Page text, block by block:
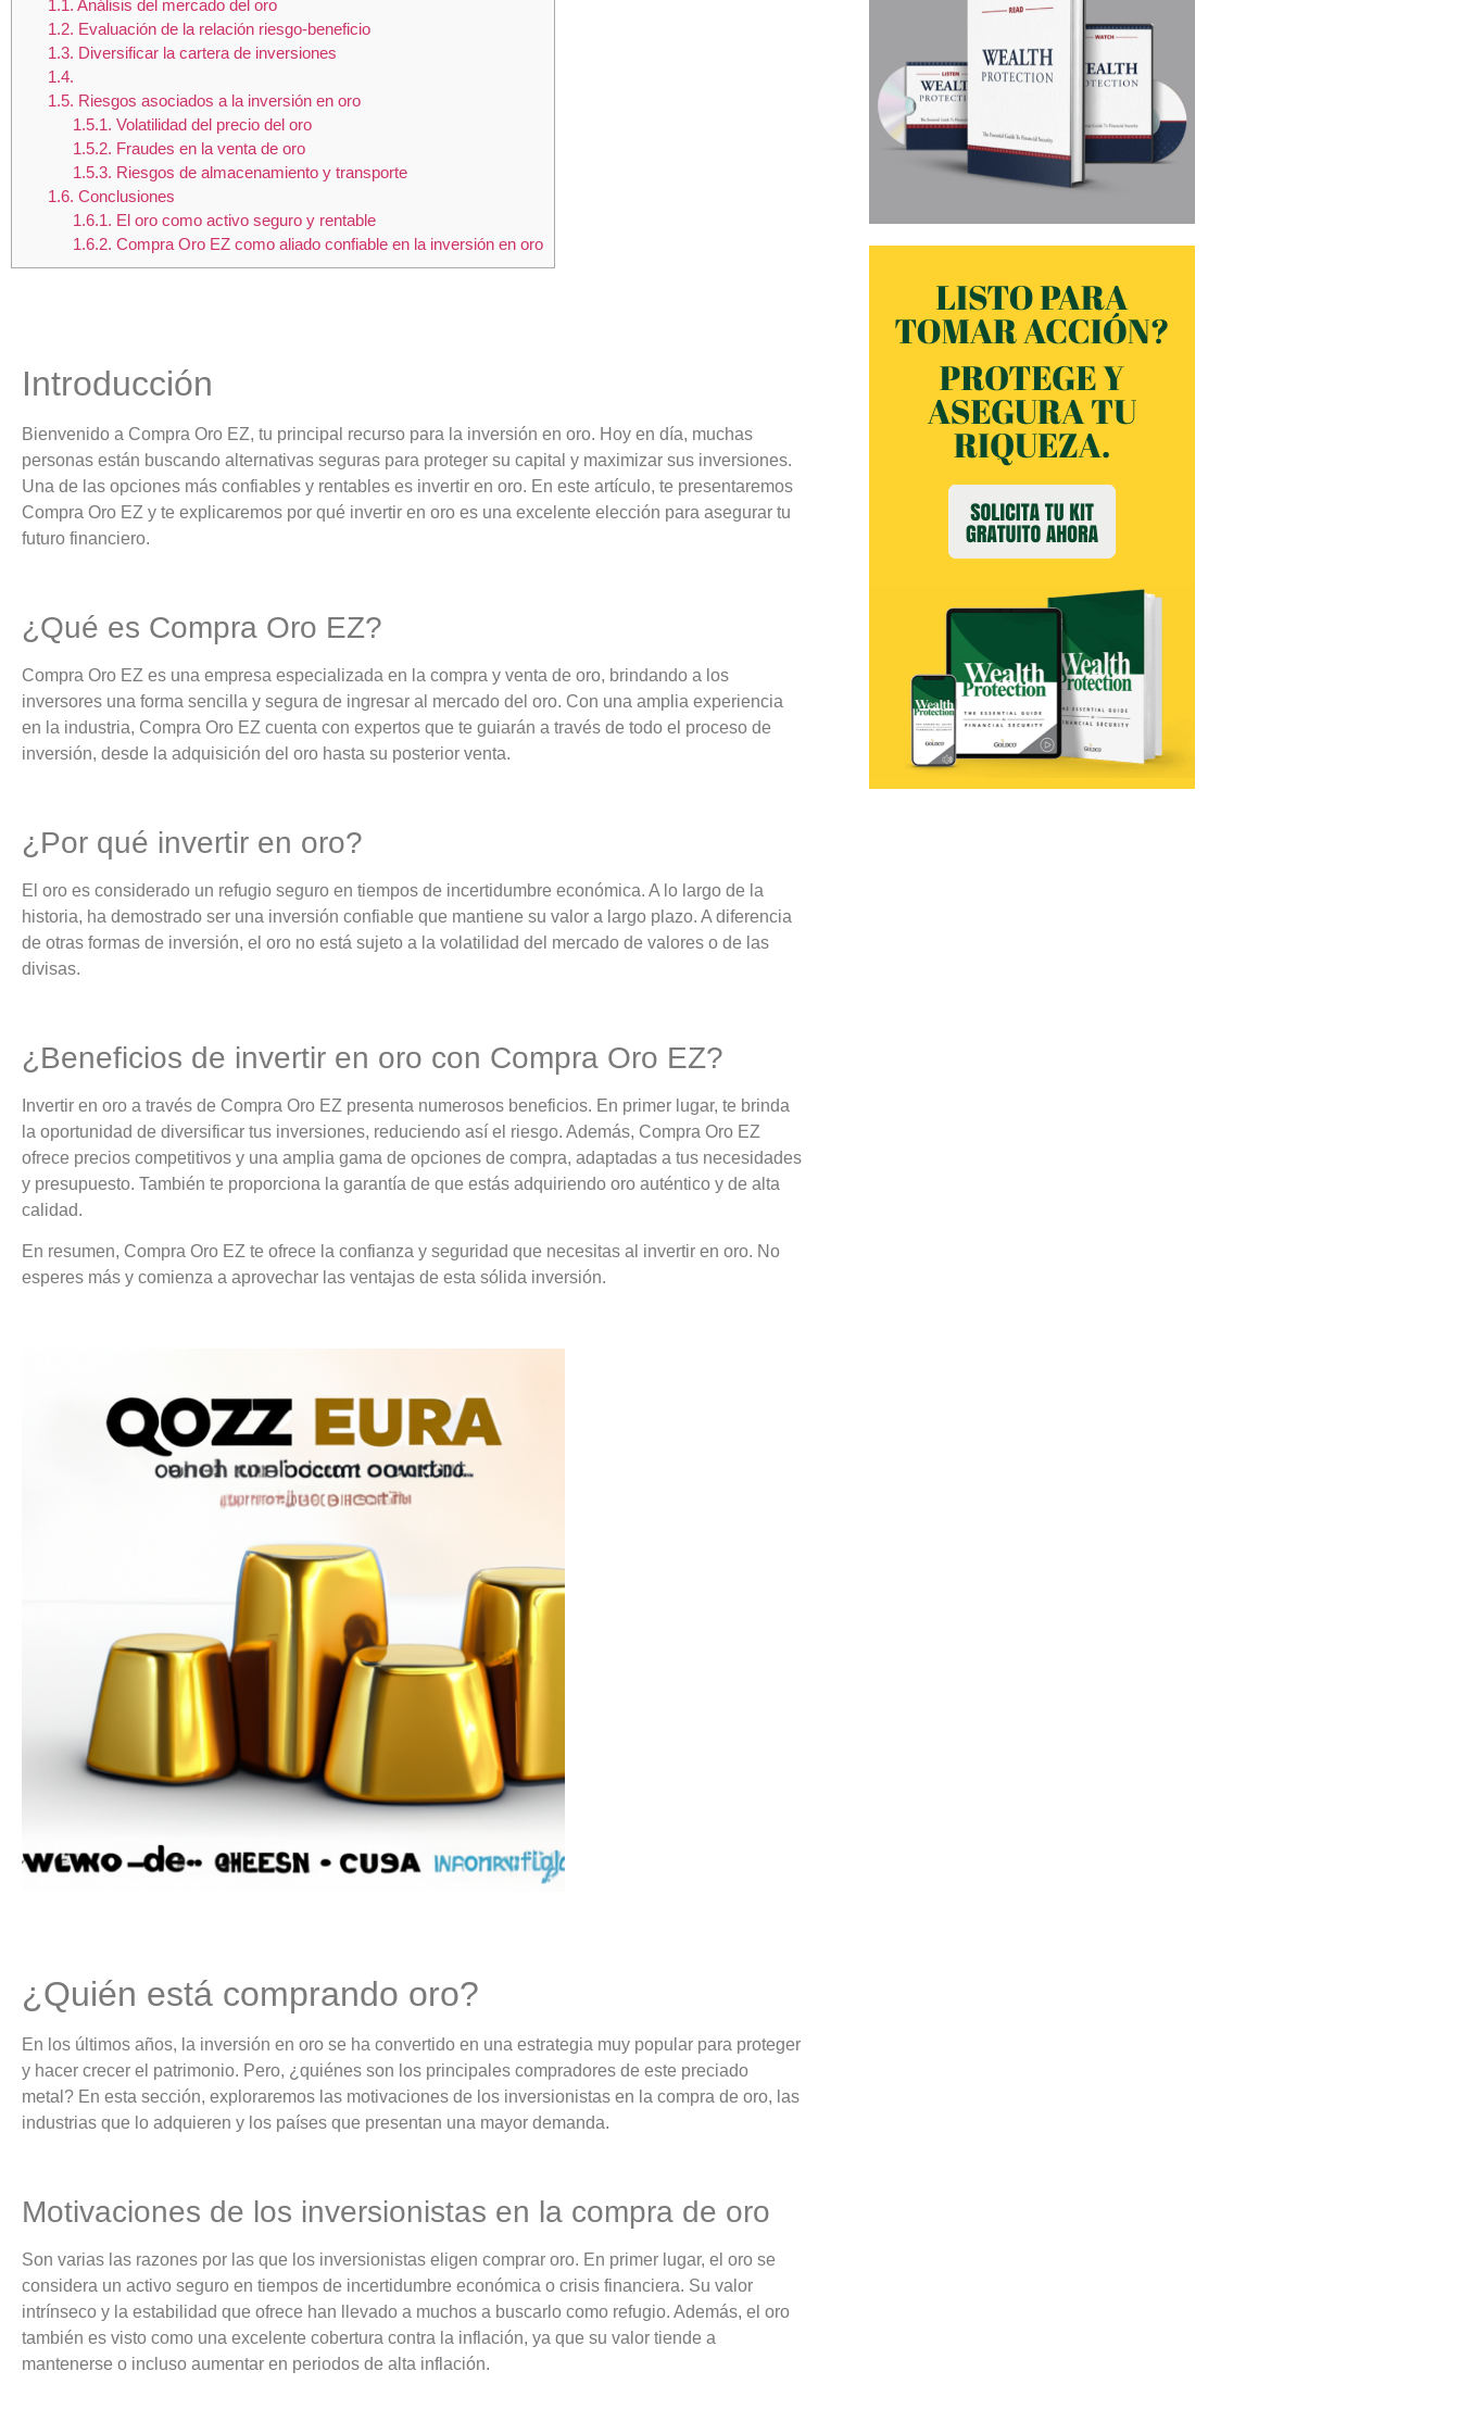
1.1. Análisis del mercado del oro
1.2. Evaluación de la relación riesgo-beneficio
1.3. Diversificar la cartera de inversiones
1.4.
1.5. Riesgos asociados a la inversión en oro
1.5.1. Volatilidad del precio del oro
1.5.2. Fraudes en la venta de oro
1.5.3. Riesgos de almacenamiento y transporte
1.6. Conclusiones
1.6.1. El oro como activo seguro y rentable
1.6.2. Compra Oro EZ como aliado confiable en la inversión en oro
Introducción
Bienvenido a Compra Oro EZ, tu principal recurso para la inversión en oro. Hoy en día, muchas
personas están buscando alternativas seguras para proteger su capital y maximizar sus inversiones.
Una de las opciones más confiables y rentables es invertir en oro. En este artículo, te presentaremos
Compra Oro EZ y te explicaremos por qué invertir en oro es una excelente elección para asegurar tu
futuro financiero.
¿Qué es Compra Oro EZ?
Compra Oro EZ es una empresa especializada en la compra y venta de oro, brindando a los
inversores una forma sencilla y segura de ingresar al mercado del oro. Con una amplia experiencia
en la industria, Compra Oro EZ cuenta con expertos que te guiarán a través de todo el proceso de
inversión, desde la adquisición del oro hasta su posterior venta.
¿Por qué invertir en oro?
El oro es considerado un refugio seguro en tiempos de incertidumbre económica. A lo largo de la
historia, ha demostrado ser una inversión confiable que mantiene su valor a largo plazo. A diferencia
de otras formas de inversión, el oro no está sujeto a la volatilidad del mercado de valores o de las
divisas.
¿Beneficios de invertir en oro con Compra Oro EZ?
Invertir en oro a través de Compra Oro EZ presenta numerosos beneficios. En primer lugar, te brinda
la oportunidad de diversificar tus inversiones, reduciendo así el riesgo. Además, Compra Oro EZ
ofrece precios competitivos y una amplia gama de opciones de compra, adaptadas a tus necesidades
y presupuesto. También te proporciona la garantía de que estás adquiriendo oro auténtico y de alta
calidad.
En resumen, Compra Oro EZ te ofrece la confianza y seguridad que necesitas al invertir en oro. No
esperes más y comienza a aprovechar las ventajas de esta sólida inversión.
¿Quién está comprando oro?
En los últimos años, la inversión en oro se ha convertido en una estrategia muy popular para proteger
y hacer crecer el patrimonio. Pero, ¿quiénes son los principales compradores de este preciado
metal? En esta sección, exploraremos las motivaciones de los inversionistas en la compra de oro, las
industrias que lo adquieren y los países que presentan una mayor demanda.
Motivaciones de los inversionistas en la compra de oro
Son varias las razones por las que los inversionistas eligen comprar oro. En primer lugar, el oro se
considera un activo seguro en tiempos de incertidumbre económica o crisis financiera. Su valor
intrínseco y la estabilidad que ofrece han llevado a muchos a buscarlo como refugio. Además, el oro
también es visto como una excelente cobertura contra la inflación, ya que su valor tiende a
mantenerse o incluso aumentar en periodos de alta inflación.